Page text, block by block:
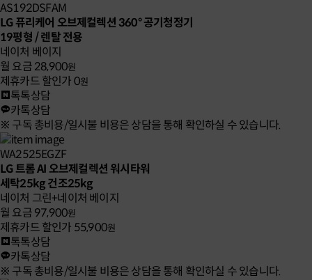
AS192DSFAM
LG 퓨리케어 오브제컬렉션 360° 공기청정기
19평형 / 렌탈 전용
네이처 베이지
월 요금28,900원
제휴카드 할인가0원
톡톡상담
카톡상담
※ 구독 총비용/일시불 비용은 상담을 통해 확인하실 수 있습니다.
WA2525EGZF
LG 트롬 AI 오브제컬렉션 워시타워
세탁25kg 건조25kg
네이처 그린+네이처 베이지
월 요금97,900원
제휴카드 할인가 55,900원
톡톡상담
카톡상담
※ 구독 총비용/일시불 비용은 상담을 통해 확인하실 수 있습니다.